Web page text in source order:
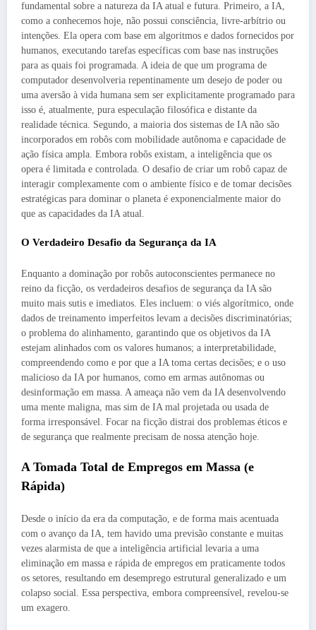
fundamental sobre a natureza da IA atual e futura. Primeiro, a IA,
como a conhecemos hoje, não possui consciência, livre-arbítrio ou
intenções. Ela opera com base em algoritmos e dados fornecidos por
humanos, executando tarefas específicas com base nas instruções
para as quais foi programada. A ideia de que um programa de
computador desenvolveria repentinamente um desejo de poder ou
uma aversão à vida humana sem ser explicitamente programado para
isso é, atualmente, pura especulação filosófica e distante da
realidade técnica. Segundo, a maioria dos sistemas de IA não são
incorporados em robôs com mobilidade autônoma e capacidade de
ação física ampla. Embora robôs existam, a inteligência que os
opera é limitada e controlada. O desafio de criar um robô capaz de
interagir complexamente com o ambiente físico e de tomar decisões
estratégicas para dominar o planeta é exponencialmente maior do
que as capacidades da IA atual.
O Verdadeiro Desafio da Segurança da IA
Enquanto a dominação por robôs autoconscientes permanece no
reino da ficção, os verdadeiros desafios de segurança da IA são
muito mais sutis e imediatos. Eles incluem: o viés algorítmico, onde
dados de treinamento imperfeitos levam a decisões discriminatórias;
o problema do alinhamento, garantindo que os objetivos da IA
estejam alinhados com os valores humanos; a interpretabilidade,
compreendendo como e por que a IA toma certas decisões; e o uso
malicioso da IA por humanos, como em armas autônomas ou
desinformação em massa. A ameaça não vem da IA desenvolvendo
uma mente maligna, mas sim de IA mal projetada ou usada de
forma irresponsável. Focar na ficção distrai dos problemas éticos e
de segurança que realmente precisam de nossa atenção hoje.
A Tomada Total de Empregos em Massa (e
Rápida)
Desde o início da era da computação, e de forma mais acentuada
com o avanço da IA, tem havido uma previsão constante e muitas
vezes alarmista de que a inteligência artificial levaria a uma
eliminação em massa e rápida de empregos em praticamente todos
os setores, resultando em desemprego estrutural generalizado e um
colapso social. Essa perspectiva, embora compreensível, revelou-se
um exagero.